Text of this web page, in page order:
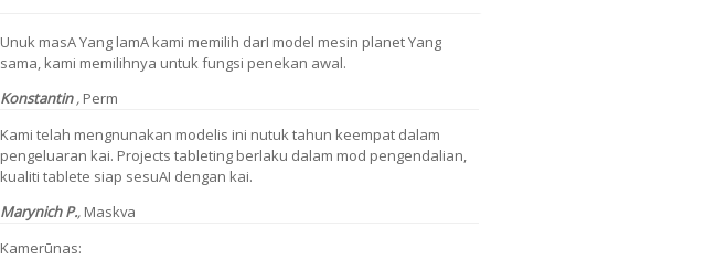
Unuk masA Yang lamA kami memilih darI model mesin planet Yang
sama, kami memilihnya untuk fungsi penekan awal.
Konstantin, Perm
Kami telah mengnunakan modelis ini nutuk tahun keempat dalam
pengeluaran kai. Projects tableting berlaku dalam mod pengendalian,
kualiti tablete siap sesuAI dengan kai.
Marynich P., Maskva
Kamerūnas: